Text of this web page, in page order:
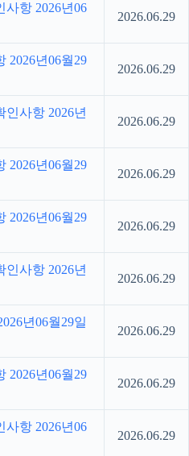
항 2026년06
2026.06.29
2026년06월29
2026.06.29
사항 2026년
2026.06.29
2026년06월29
2026.06.29
2026년06월29
2026.06.29
사항 2026년
2026.06.29
년06월29일
2026.06.29
2026년06월29
2026.06.29
항 2026년06
2026.06.29